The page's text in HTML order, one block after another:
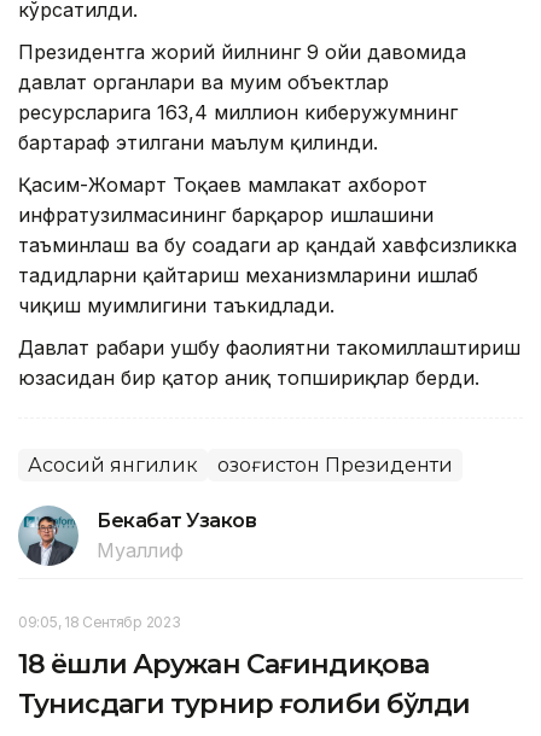
кўрсатилди.
Президентга жорий йилнинг 9 ойи давомида
давлат органлари ва муҳим объектлар
ресурсларига 163,4 миллион киберҳужумнинг
бартараф этилгани маълум қилинди.
Қасим-Жомарт Тоқаев мамлакат ахборот
инфратузилмасининг барқарор ишлашини
таъминлаш ва бу соҳадаги ҳар қандай хавфсизликка
таҳдидларни қайтариш механизмларини ишлаб
чиқиш муҳимлигини таъкидлади.
Давлат раҳбари ушбу фаолиятни такомиллаштириш
юзасидан бир қатор аниқ топшириқлар берди.
Асосий янгилик Қозоғистон Президенти
Бекабат Узаков
Муаллиф
09:05, 18 Сентябр 2023
18 ёшли Аружан Сағиндиқова
Тунисдаги турнир ғолиби бўлди